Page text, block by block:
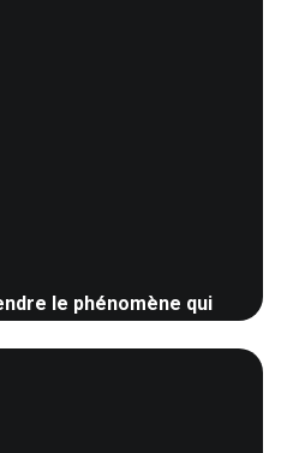
le phénomène qui